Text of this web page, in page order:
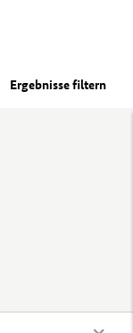
Ergebnisse filtern